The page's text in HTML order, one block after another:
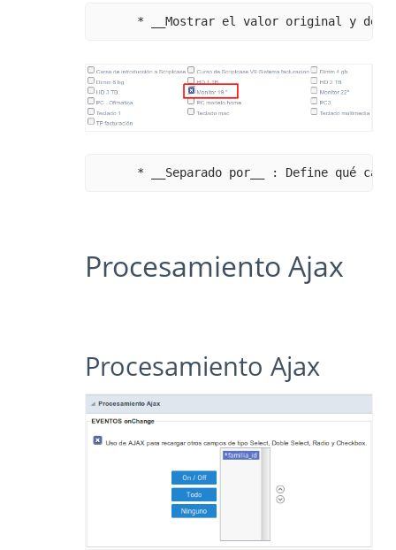
Procesamiento Ajax
Procesamiento Ajax